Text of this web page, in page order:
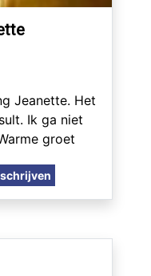
Jeanette. Het
Ik ga niet
groet